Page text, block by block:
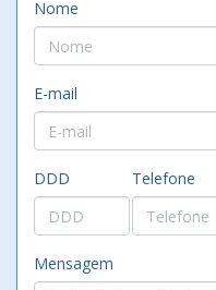
Nome
E-mail
DDD Telefone
Mensagem